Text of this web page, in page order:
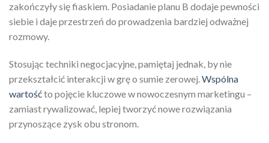
zakończyły się fiaskiem. Posiadanie planu B dodaje pewności
siebie i daje przestrzeń do prowadzenia bardziej odważnej
rozmowy.
Stosując techniki negocjacyjne, pamiętaj jednak, by nie
przekształcić interakcji w grę o sumie zerowej.Wspólna
wartośćto pojęcie kluczowe w nowoczesnym marketingu –
zamiast rywalizować, lepiej tworzyć nowe rozwiązania
przynoszące zysk obu stronom.